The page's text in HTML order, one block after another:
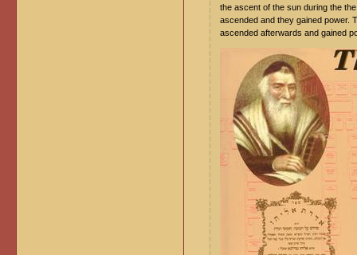
the ascent of the sun during the
ascended and they gained power.
ascended afterwards and gained